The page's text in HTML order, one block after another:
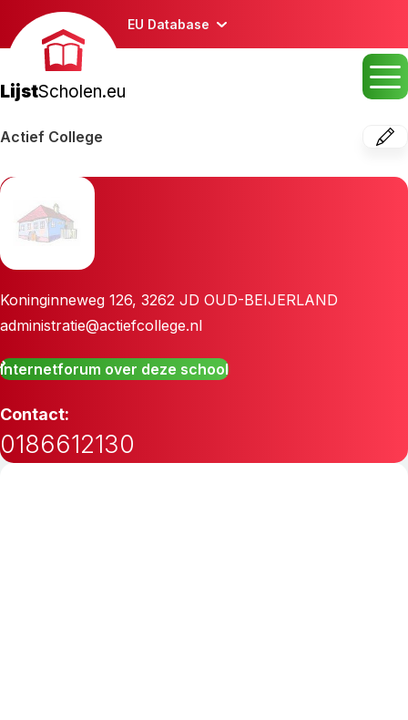
EU Database
LijstScholen.eu
Actief College
Koninginneweg 126, 3262 JD OUD-BEIJERLAND
administratie@actiefcollege.nl
Internetforum over deze school
Contact:
0186612130